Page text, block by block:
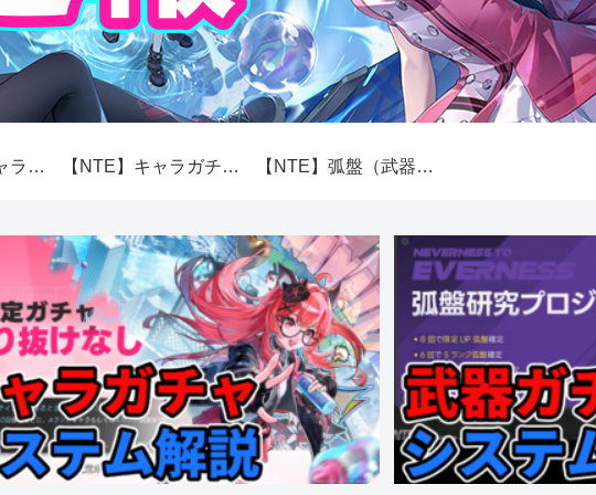
【NTE】最強キャラランキング【性能】 【NTE】キャラガチャ（スカボロー市場）システム解説 【NTE】弧盤（武器）ガチャシステム解説